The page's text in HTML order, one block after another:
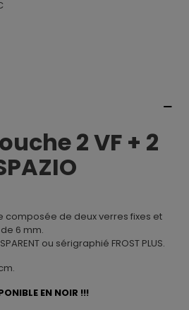
2 VF + 2
composée de deux verres fixes et
6 mm.
ou sérigraphié FROST PLUS.
EN NOIR !!!